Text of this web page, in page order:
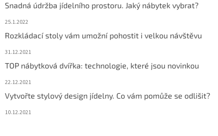
Snadná údržba jídelního prostoru. Jaký nábytek vybrat?
25.1.2022
Rozkládací stoly vám umožní pohostit i velkou návštěvu
31.12.2021
TOP nábytková dvířka: technologie, které jsou novinkou
22.12.2021
Vytvořte stylový design jídelny. Co vám pomůže se odlišit?
10.12.2021